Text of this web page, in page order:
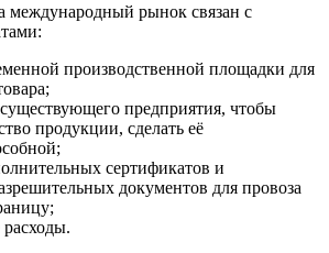
международный рынок связан с
производственной площадки для
предприятия, чтобы
продукции, сделать её
сертификатов и
документов для провоза
расходы.